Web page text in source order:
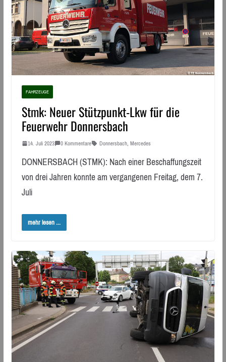
FAHRZEUGE
Stmk: Neuer Stützpunkt-Lkw für die
Feuerwehr Donnersbach
14. Juli 2023 0 Kommentare Donnersbach, Mercedes
DONNERSBACH (STMK): Nach einer Beschaffungszeit
von drei Jahren konnte am vergangenen Freitag, dem 7.
Juli
mehr lesen ...